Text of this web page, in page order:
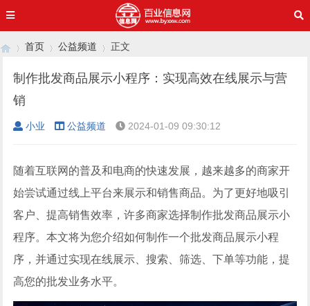
首页 公益频道 正文
制作批发商品展示小程序：实现高效在线展示与营
销
小业 公益频道 2024-01-09 09:30:12
随着互联网的普及和电商的快速发展，越来越多的商家开
始尝试通过线上平台来展示和销售商品。为了更好地吸引
客户、提高销售效率，许多商家选择制作批发商品展示小
程序。本文将为您介绍如何制作一个批发商品展示小程
序，并通过实现在线展示、搜索、筛选、下单等功能，提
高您的批发业务水平。